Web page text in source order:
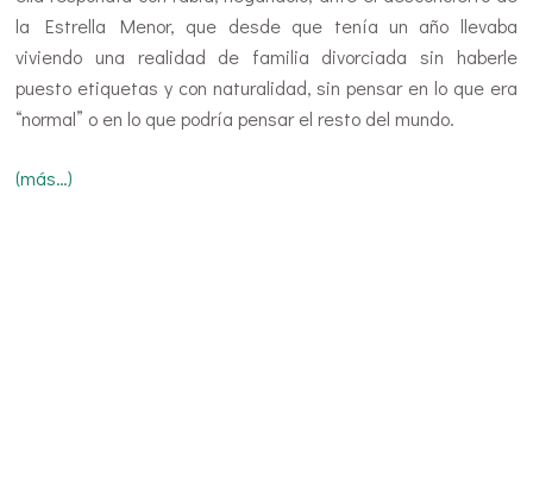
la Estrella Menor, que desde que tenía un año llevaba
viviendo una realidad de familia divorciada sin haberle
puesto etiquetas y con naturalidad, sin pensar en lo que era
“normal” o en lo que podría pensar el resto del mundo.
(más…)